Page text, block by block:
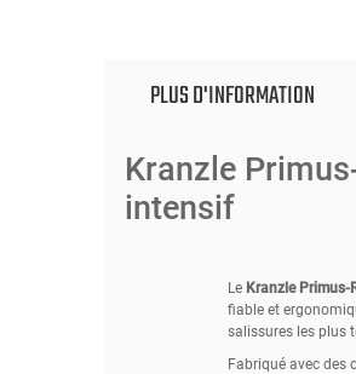
PLUS D'INFORMATION
Kranzle
intensif
Le Kranzle Primus-
fiable et
salissures les plus
Fabriqué avec des